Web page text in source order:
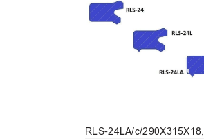
RLS-24LA/c/